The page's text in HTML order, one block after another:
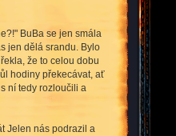
BuBa se jen smála
jen dělá srandu. Bylo
že to celou dobu
hodiny překecávat, ať
ní tedy rozloučili a
Jelen nás podrazil a